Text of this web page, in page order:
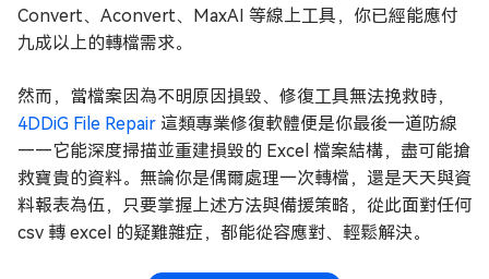
Convert、Aconvert、MaxAI 等線上工具，你已經能應付
九成以上的轉檔需求。
然而，當檔案因為不明原因損毀、修復工具無法挽救時，
4DDiG File Repair 這類專業修復軟體便是你最後一道防線
——它能深度掃描並重建損毀的 Excel 檔案結構，盡可能搶
救寶貴的資料。無論你是偶爾處理一次轉檔，還是天天與資
料報表為伍，只要掌握上述方法與備援策略，從此面對任何
csv 轉 excel 的疑難雜症，都能從容應對、輕鬆解決。